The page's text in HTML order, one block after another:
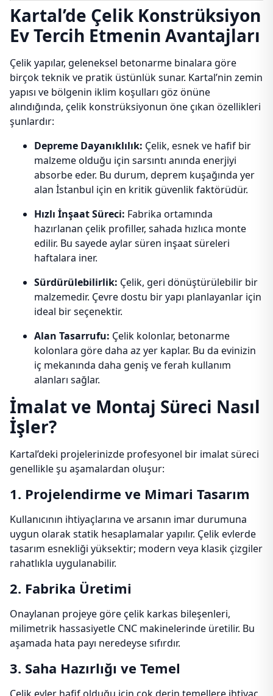
Kartal’de Çelik Konstrüksiyon
Ev Tercih Etmenin Avantajları
Çelik yapılar, geleneksel betonarme binalara göre
birçok teknik ve pratik üstünlük sunar. Kartal’nin zemin
yapısı ve bölgenin iklim koşulları göz önüne
alındığında, çelik konstrüksiyonun öne çıkan özellikleri
şunlardır:
Depreme Dayanıklılık: Çelik, esnek ve hafif bir
malzeme olduğu için sarsıntı anında enerjiyi
absorbe eder. Bu durum, deprem kuşağında yer
alan İstanbul için en kritik güvenlik faktörüdür.
Hızlı İnşaat Süreci: Fabrika ortamında
hazırlanan çelik profiller, sahada hızlıca monte
edilir. Bu sayede aylar süren inşaat süreleri
haftalara iner.
Sürdürülebilirlik: Çelik, geri dönüştürülebilir bir
malzemedir. Çevre dostu bir yapı planlayanlar için
ideal bir seçenektir.
Alan Tasarrufu: Çelik kolonlar, betonarme
kolonlara göre daha az yer kaplar. Bu da evinizin
iç mekanında daha geniş ve ferah kullanım
alanları sağlar.
İmalat ve Montaj Süreci Nasıl
İşler?
Kartal’deki projelerinizde profesyonel bir imalat süreci
genellikle şu aşamalardan oluşur:
1. Projelendirme ve Mimari Tasarım
Kullanıcının ihtiyaçlarına ve arsanın imar durumuna
uygun olarak statik hesaplamalar yapılır. Çelik evlerde
tasarım esnekliği yüksektir; modern veya klasik çizgiler
rahatlıkla uygulanabilir.
2. Fabrika Üretimi
Onaylanan projeye göre çelik karkas bileşenleri,
milimetrik hassasiyetle CNC makinelerinde üretilir. Bu
aşamada hata payı neredeyse sıfırdır.
3. Saha Hazırlığı ve Temel